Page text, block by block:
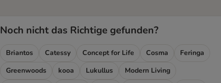
Noch nicht das Richtige gefunden?
Briantos Catessy Concept for Life Cosma
Feringa
Greenwoods
kooa Lukullus
Modern Living